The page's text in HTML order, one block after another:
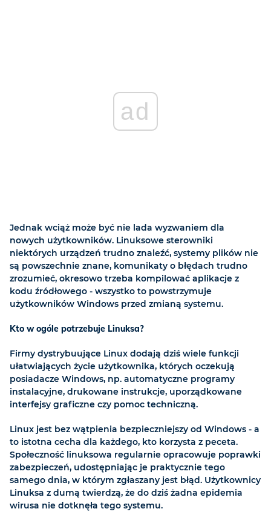
ad
Jednak wciąż może być nie lada wyzwaniem dla
nowych użytkowników. Linuksowe sterowniki
niektórych urządzeń trudno znaleźć, systemy plików nie
są powszechnie znane, komunikaty o błędach trudno
zrozumieć, okresowo trzeba kompilować aplikacje z
kodu źródłowego - wszystko to powstrzymuje
użytkowników Windows przed zmianą systemu.
Kto w ogóle potrzebuje Linuksa?
Firmy dystrybuujące Linux dodają dziś wiele funkcji
ułatwiających życie użytkownika, których oczekują
posiadacze Windows, np. automatyczne programy
instalacyjne, drukowane instrukcje, uporządkowane
interfejsy graficzne czy pomoc techniczną.
Linux jest bez wątpienia bezpieczniejszy od Windows - a
to istotna cecha dla każdego, kto korzysta z peceta.
Społeczność linuksowa regularnie opracowuje poprawki
zabezpieczeń, udostępniając je praktycznie tego
samego dnia, w którym zgłaszany jest błąd. Użytkownicy
Linuksa z dumą twierdzą, że do dziś żadna epidemia
wirusa nie dotknęła tego systemu.